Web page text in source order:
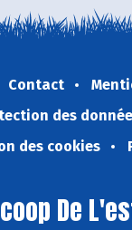
Contact
des
des cookies
De